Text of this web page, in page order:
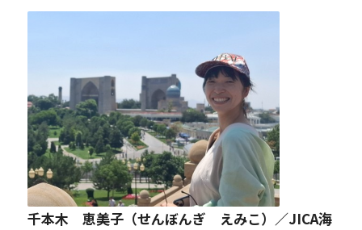
千本木 恵美子（せんぼんぎ えみこ）／JICA海